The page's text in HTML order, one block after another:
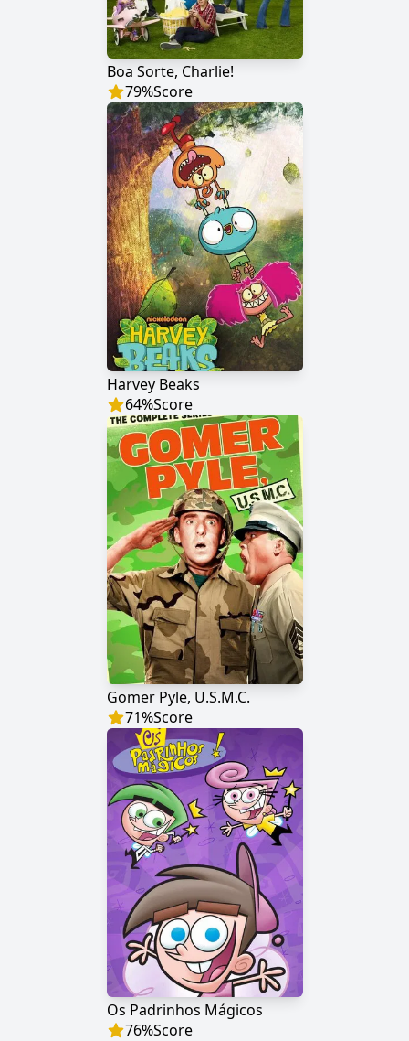
Boa Sorte, Charlie!
79%Score
Harvey Beaks
64%Score
Gomer Pyle, U.S.M.C.
71%Score
Os Padrinhos Mágicos
76%Score